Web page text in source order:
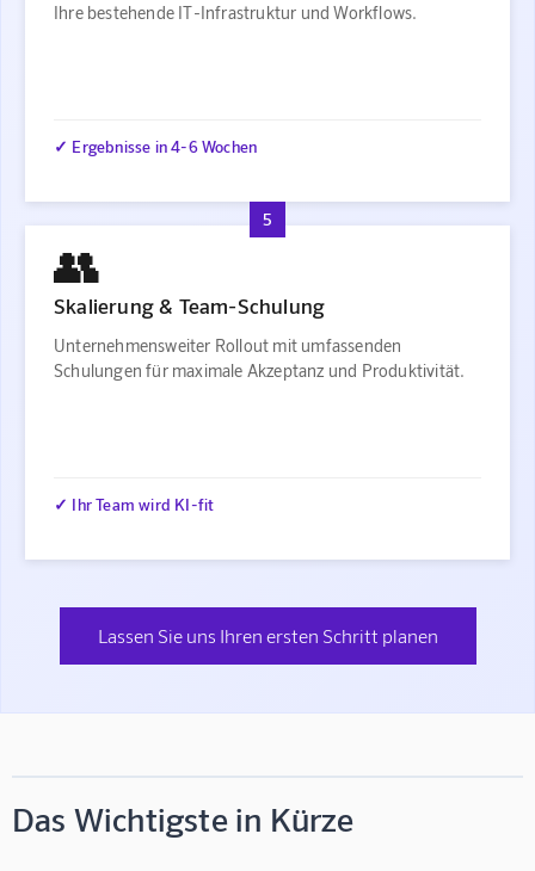
Ihre bestehende IT-Infrastruktur und Workflows.
✓ Ergebnisse in 4-6 Wochen
5
👥
Skalierung & Team-Schulung
Unternehmensweiter Rollout mit umfassenden
Schulungen für maximale Akzeptanz und Produktivität.
✓ Ihr Team wird KI-fit
Lassen Sie uns Ihren ersten Schritt planen
Das Wichtigste in Kürze